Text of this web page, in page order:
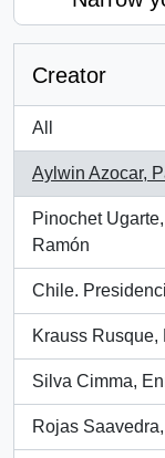
Creator
All
Aylwin Azocar,
, 1381 results
Pinochet
Ramón
, 5 results
Chile.
, 5 results
Krauss Rusque,
, 4 results
Silva Cimma,
, 3 results
Rojas
, 3 results